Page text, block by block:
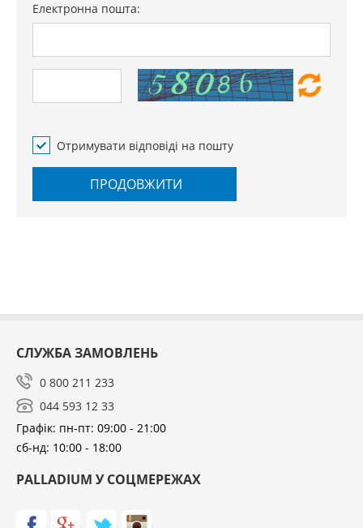
Електронна пошта:
Отримувати відповіді на пошту
ПРОДОВЖИТИ
СЛУЖБА ЗАМОВЛЕНЬ
0 800 211 233
044 593 12 33
Графік: пн-пт: 09:00 - 21:00
сб-нд: 10:00 - 18:00
PALLADIUM У СОЦМЕРЕЖАХ